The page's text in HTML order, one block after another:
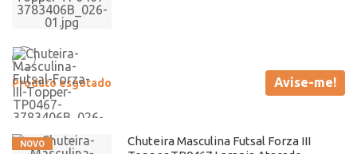
Produto esgotado Avise-me!
Chuteira Masculina Futsal Forza III